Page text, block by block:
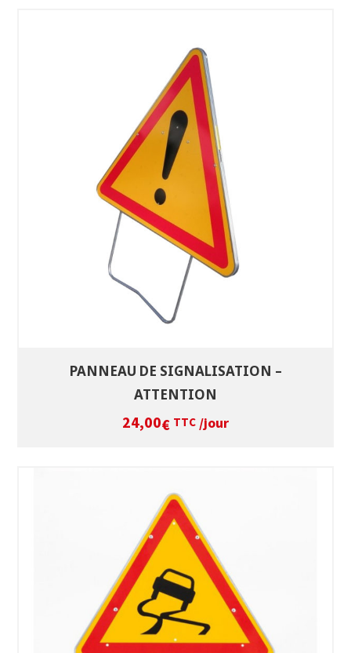
SÉLECTIONNEZ LES DATES
VOIR LE PRODUIT
PANNEAU DE SIGNALISATION –
ATTENTION
24,00€ TTC /jour
SÉLECTIONNEZ LES DATES
VOIR LE PRODUIT